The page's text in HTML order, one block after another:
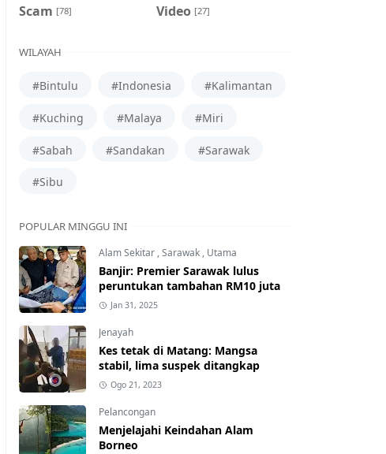
Scam [78] Video [27]
WILAYAH
#Bintulu #Indonesia #Kalimantan
#Kuching #Malaya #Miri
#Sabah #Sandakan #Sarawak
#Sibu
POPULAR MINGGU INI
Alam Sekitar ,Sarawak , Utama
Banjir: Premier Sarawak lulus
peruntukan tambahan RM10 juta
Jan 31, 2025
Jenayah
Kes tetak di Matang: Mangsa
stabil, lima suspek ditangkap
Ogo 21, 2023
Pelancongan
Menjelajahi Keindahan Alam
Borneo